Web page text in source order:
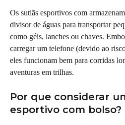
Os sutiãs esportivos com
divisor de águas para transportar
como géis, lanches ou chaves.
carregar um telefone (devido ao
eles funcionam bem para corridas
aventuras em trilhas.
Por que considerar
esportivo com bolso?